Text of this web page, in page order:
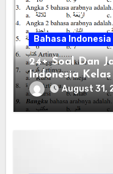
Bahasa Indonesia
24+ Soal Dan
Indonesia Kelas
August 31,